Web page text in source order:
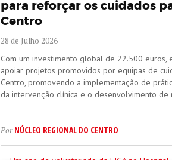
para reforçar os cuidados
Centro
28 de Julho 2026
Com um investimento global de 22.500 euros,
apoiar projetos promovidos por equipas de
Centro, promovendo a implementação de
da intervenção clínica e o desenvolvimento de
PorNÚCLEO REGIONAL DO CENTRO